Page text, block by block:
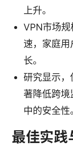
上升。
VPN市场
速，家庭
长。
研究显示，
著降低跨境
中的安全性
最佳实践